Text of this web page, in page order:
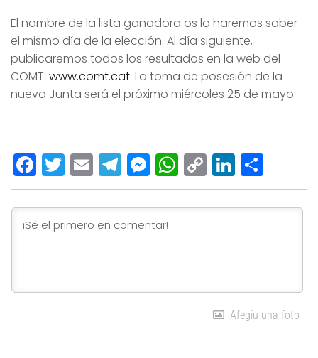
El nombre de la lista ganadora os lo haremos saber
el mismo día de la elección. Al día siguiente,
publicaremos todos los resultados en la web del
COMT: www.comt.cat. La toma de posesión de la
nueva Junta será el próximo miércoles 25 de mayo.
Facebook
Twitter
EmailTelegram
Messenger
WhatsApp
Copy
Link
Afegiu una foto